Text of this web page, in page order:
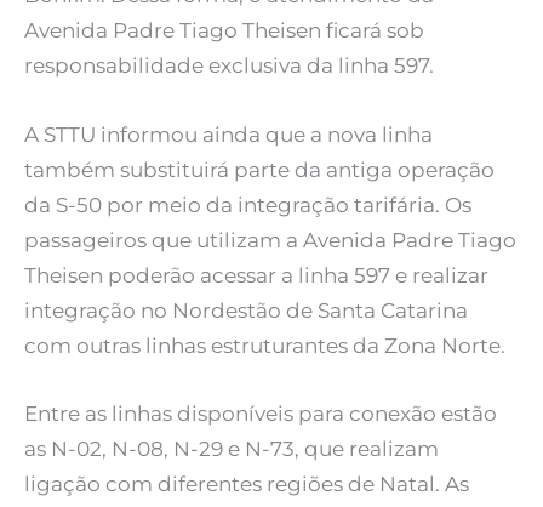
Avenida Padre Tiago Theisen ficará sob
responsabilidade exclusiva da linha 597.
A STTU informou ainda que a nova linha
também substituirá parte da antiga operação
da S-50 por meio da integração tarifária. Os
passageiros que utilizam a Avenida Padre Tiago
Theisen poderão acessar a linha 597 e realizar
integração no Nordestão de Santa Catarina
com outras linhas estruturantes da Zona Norte.
Entre as linhas disponíveis para conexão estão
as N-02, N-08, N-29 e N-73, que realizam
ligação com diferentes regiões de Natal. As